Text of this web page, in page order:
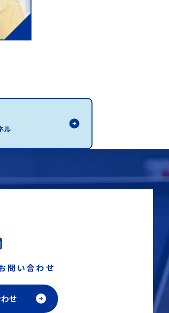
ル
問い合わせ
せ